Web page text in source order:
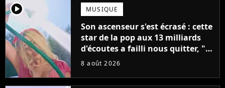
player2 MUSIQUE
Son ascenseur s'est écrasé : cette
star de la pop aux 13 milliards
d'écoutes a failli nous quitter, "Je
pensais ne plus jamais chanter"
8 août 2026